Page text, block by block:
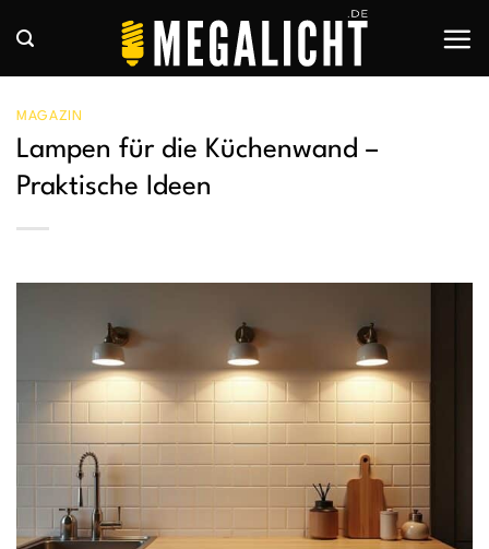
Inhalt
springen
MAGAZIN
Lampen für die Küchenwand –
Praktische Ideen